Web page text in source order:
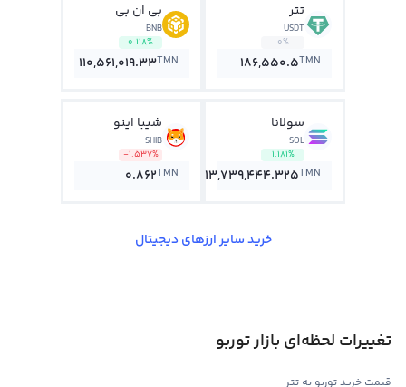
تتر
USDT
0%
186,550.5TMN
بی ان بی
BNB
0.118%
110,561,019.33TMN
سولانا
SOL
1.181%
13,739,444.325TMN
شیبا اینو
SHIB
-1.537%
0.862TMN
خرید سایر ارزهای دیجیتال
تغییرات لحظه‌ای بازار توربو
قیمت خرید توربو به تتر